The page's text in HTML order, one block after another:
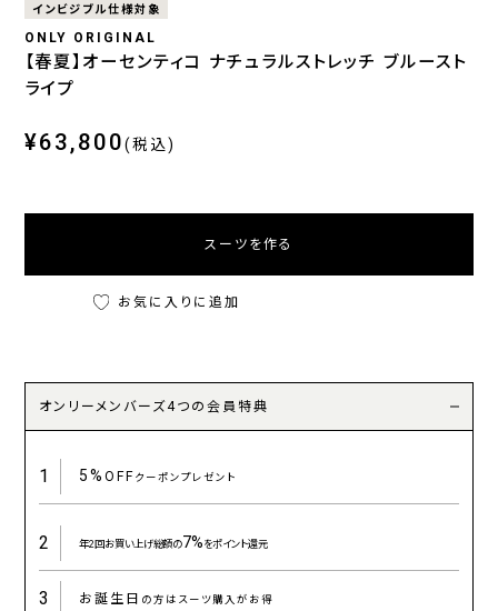
インビジブル仕様対象
ONLY ORIGINAL
【春夏】オーセンティコ ナチュラルストレッチ ブルースト
ライプ
¥63,800(税込)
スーツを作る
お気に入りに追加
オンリーメンバーズ4つの会員特典
1 5%OFFクーポンプレゼント
2 年2回お買い上げ総額の7%をポイント還元
3 お誕生日 の方はスーツ購入がお得